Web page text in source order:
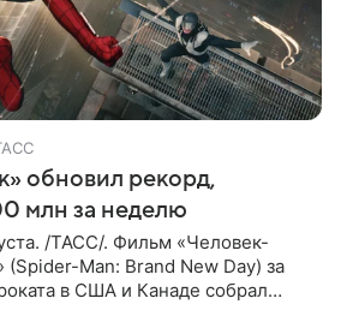
обновил рекорд,
млн за неделю
/ТАСС/. Фильм «Человек-
(Spider-Man: Brand New Day) за
в США и Канаде собрал